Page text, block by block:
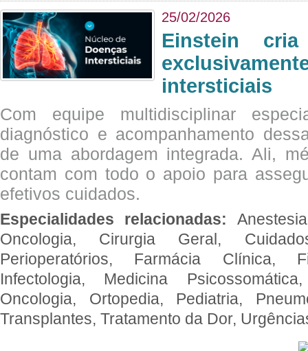
25/02/2026
Einstein
intersticiais
Com equipe multidisciplinar
diagnóstico e acompanhamento
de uma abordagem integrada. Ali,
contam com todo o apoio para
efetivos cuidados.
Especialidades relacionadas:
Oncologia, Cirurgia Geral,
Perioperatórios, Farmácia Clínica,
Infectologia, Medicina
Oncologia, Ortopedia, Pediatria,
Transplantes, Tratamento da Dor,